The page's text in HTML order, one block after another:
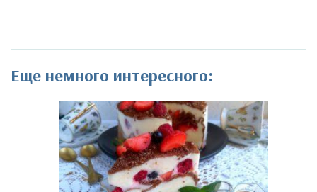
Еще немного интересного: